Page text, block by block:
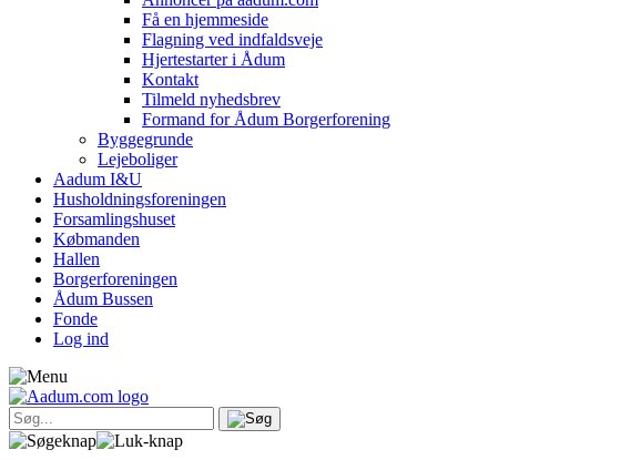
Få en hjemmeside
Flagning ved indfaldsveje
Hjertestarter i Ådum
Kontakt
Tilmeld nyhedsbrev
Formand for Ådum Borgerforening
Byggegrunde
Lejeboliger
Aadum I&U
Husholdningsforeningen
Forsamlingshuset
Købmanden
Hallen
Borgerforeningen
Ådum Bussen
Fonde
Log ind